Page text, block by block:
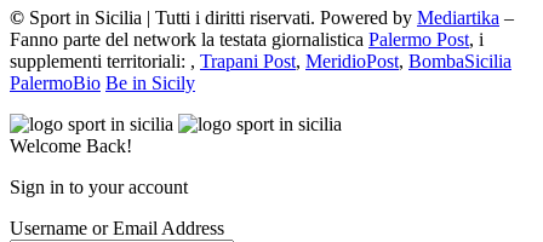
© Sport in Sicilia | Tutti i diritti riservati. Powered by Mediartika –
Fanno parte del network la testata giornalistica Palermo Post, i
supplementi territoriali: , Trapani Post, MeridioPost, BombaSicilia
PalermoBio Be in Sicily
Welcome Back!
Sign in to your account
Username or Email Address